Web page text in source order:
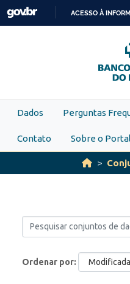
Skip to main content
ACESSO À
Dados Perguntas
Contato Sobre o Portal
Ordenar por